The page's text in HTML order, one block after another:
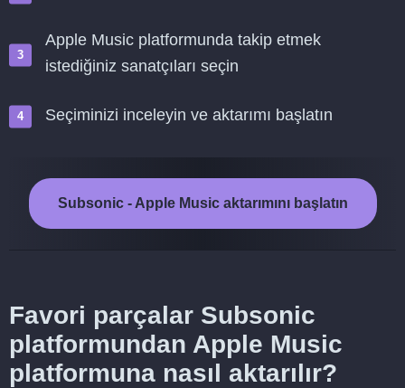
Apple Music platformunda takip etmek
istediğiniz sanatçıları seçin
Seçiminizi inceleyin ve aktarımı başlatın
Subsonic - Apple Music aktarımını başlatın
Favori parçalar Subsonic
platformundan Apple Music
platformuna nasıl aktarılır?